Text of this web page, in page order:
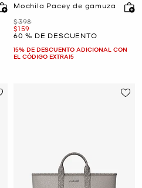
Mochila Pacey de gamuza
Era
$398
Ahora
$159
60 % DE DESCUENTO
15% DE DESCUENTO ADICIONAL CON
EL CÓDIGO EXTRA15